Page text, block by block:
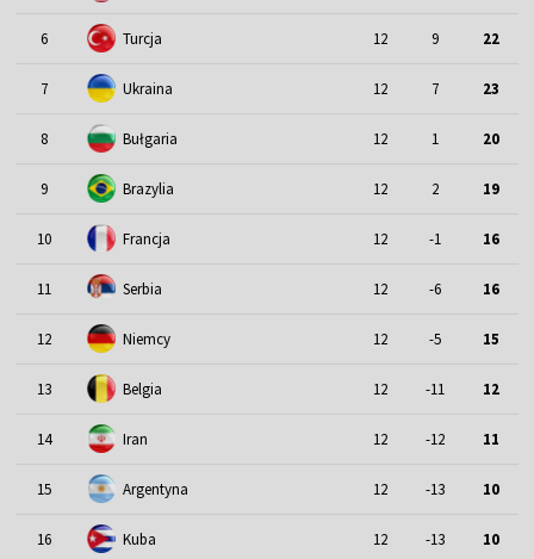
6 Turcja 12 9 22
7 Ukraina 12 7 23
8 Bułgaria 12 1 20
9 Brazylia 12 2 19
10 Francja 12 -1 16
11 Serbia 12 -6 16
12 Niemcy 12 -5 15
13 Belgia 12 -11 12
14 Iran 12 -12 11
15 Argentyna 12 -13 10
16 Kuba 12 -13 10